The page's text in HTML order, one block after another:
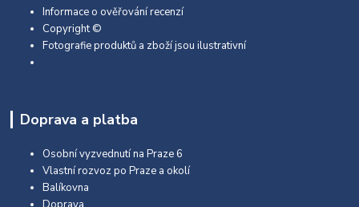
Informace o ověřování recenzí
Copyright ©
Fotografie produktů a zboží jsou ilustrativní
Doprava a platba
Osobní vyzvednutí na Praze 6
Vlastní rozvoz po Praze a okolí
Balíkovna